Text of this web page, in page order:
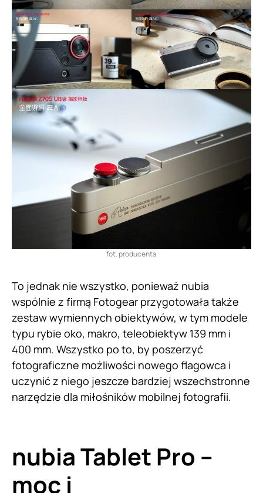
fot. producenta
To jednak nie wszystko, ponieważ nubia
wspólnie z firmą Fotogear przygotowała także
zestaw wymiennych obiektywów, w tym modele
typu rybie oko, makro, teleobiektyw 139 mm i
400 mm. Wszystko po to, by poszerzyć
fotograficzne możliwości nowego flagowca i
uczynić z niego jeszcze bardziej wszechstronne
narzędzie dla miłośników mobilnej fotografii.
nubia Tablet Pro –
moc i